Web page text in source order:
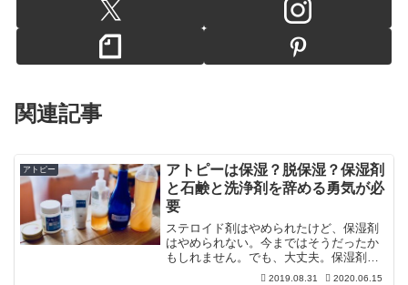
関連記事
アトピー
アトピーは保湿？脱保湿？保湿剤
と石鹸と洗浄剤を辞める勇気が必
要
ステロイド剤はやめられたけど、保湿剤
はやめられない。今まではそうだったか
もしれません。でも、大丈夫。保湿剤を
やめるという「勇気」さえあれば、保湿
2019.08.31 2020.06.15